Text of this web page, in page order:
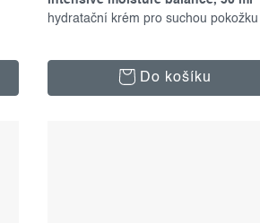
hydratační krém pro suchou pokožku
Do košíku